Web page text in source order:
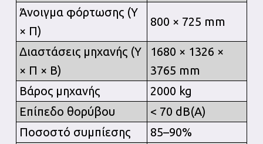
Άνοιγμα φόρτωσης (Υ
× Π)
800 × 725 mm
Διαστάσεις μηχανής (Υ
× Π × Β)
1680 × 1326 ×
3765 mm
Βάρος μηχανής
2000 kg
Επίπεδο θορύβου
< 70 dB(A)
Ποσοστό συμπίεσης
85–90%